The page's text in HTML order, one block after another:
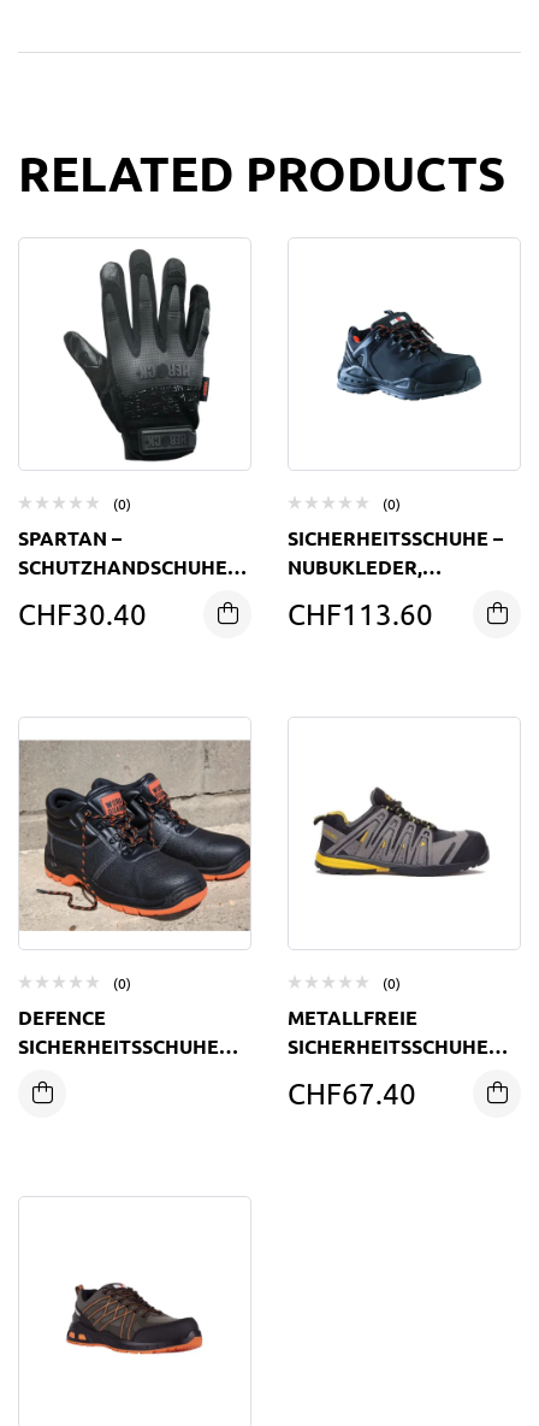
RELATED PRODUCTS
(0)
SPARTAN –
SCHUTZHANDSCHUHE
ARBEITEN
CHF30.40
(0)
SICHERHEITSSCHUHE –
NUBUKLEDER,
CHF113.60
(0)
DEFENCE
SICHERHEITSSCHUHE
MIT STAHLKAPPE
(0)
METALLFREIE
SICHERHEITSSCHUHE
MIT KUNSTSTOFFKAPPE
CHF67.40